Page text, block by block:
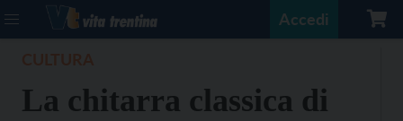
Accedi
La chitarra classica di